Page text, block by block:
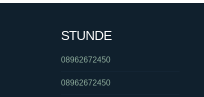
STUNDE
08962672450
08962672450